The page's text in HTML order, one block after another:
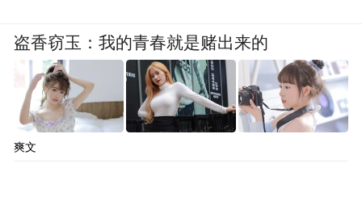
盗香窃玉：我的青春就是赌出来的
爽文